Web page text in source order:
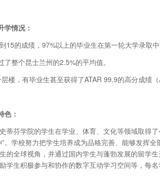
学情况：
的成绩，97%以上的毕业生在第一轮大学录取中
整个昆士兰州的2.5%的平均值。
楼，有毕业生甚至获得了ATAR 99.9的高分成绩（
色：
蒂芬学院的学生在学业、体育、文化等领域取得
。学校努力把学生培养成为品格完善、能够发挥
的全球视角，并通过国内学生与蓬勃发展的留学
学生积极参与和协作的数字互动学习空间等，每